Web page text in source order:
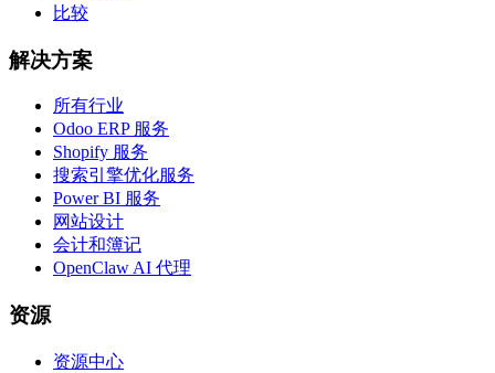
比较
解决方案
所有行业
Odoo ERP 服务
Shopify 服务
搜索引擎优化服务
Power BI 服务
网站设计
会计和簿记
OpenClaw AI 代理
资源
资源中心